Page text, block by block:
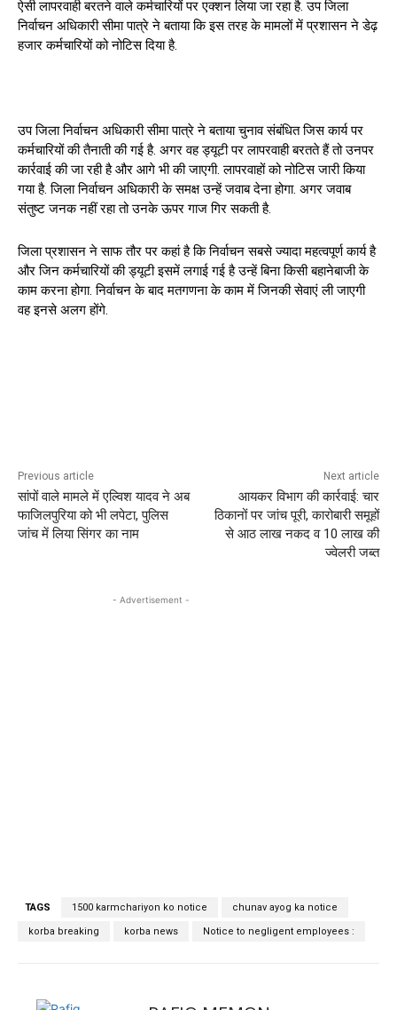
ऐसी लापरवाही बरतने वाले कर्मचारियों पर एक्शन लिया जा रहा है. उप जिला
निर्वाचन अधिकारी सीमा पात्रे ने बताया कि इस तरह के मामलों में प्रशासन ने डेढ़
हजार कर्मचारियों को नोटिस दिया है.
उप जिला निर्वाचन अधिकारी सीमा पात्रे ने बताया चुनाव संबंधित जिस कार्य पर
कर्मचारियों की तैनाती की गई है. अगर वह ड्यूटी पर लापरवाही बरतते हैं तो उनपर
कार्रवाई की जा रही है और आगे भी की जाएगी. लापरवाहों को नोटिस जारी किया
गया है. जिला निर्वाचन अधिकारी के समक्ष उन्हें जवाब देना होगा. अगर जवाब
संतुष्ट जनक नहीं रहा तो उनके ऊपर गाज गिर सकती है.
जिला प्रशासन ने साफ तौर पर कहां है कि निर्वाचन सबसे ज्यादा महत्वपूर्ण कार्य है
और जिन कर्मचारियों की ड्यूटी इसमें लगाई गई है उन्हें बिना किसी बहानेबाजी के
काम करना होगा. निर्वाचन के बाद मतगणना के काम में जिनकी सेवाएं ली जाएगी
वह इनसे अलग होंगे.
Previous article
सांपों वाले मामले में एल्विश यादव ने अब
फाजिलपुरिया को भी लपेटा, पुलिस
जांच में लिया सिंगर का नाम
Next article
आयकर विभाग की कार्रवाई: चार
ठिकानों पर जांच पूरी, कारोबारी समूहों
से आठ लाख नकद व 10 लाख की
ज्वेलरी जब्त
- Advertisement -
TAGS 1500 karmchariyon ko notice chunav ayog ka notice
korba breaking korba news Notice to negligent employees :